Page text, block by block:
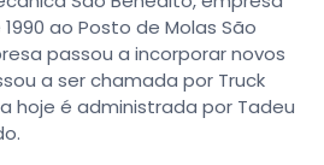
ao Posto de Molas São
passou a incorporar novos
a ser chamada por Truck
hoje é administrada por Tadeu